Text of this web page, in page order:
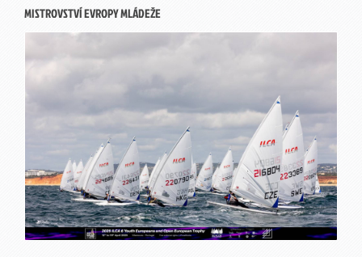
MISTROVSTVÍ EVROPY MLÁDEŽE